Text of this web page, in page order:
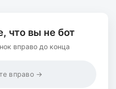
что вы не бот
вправо до конца
вправо →